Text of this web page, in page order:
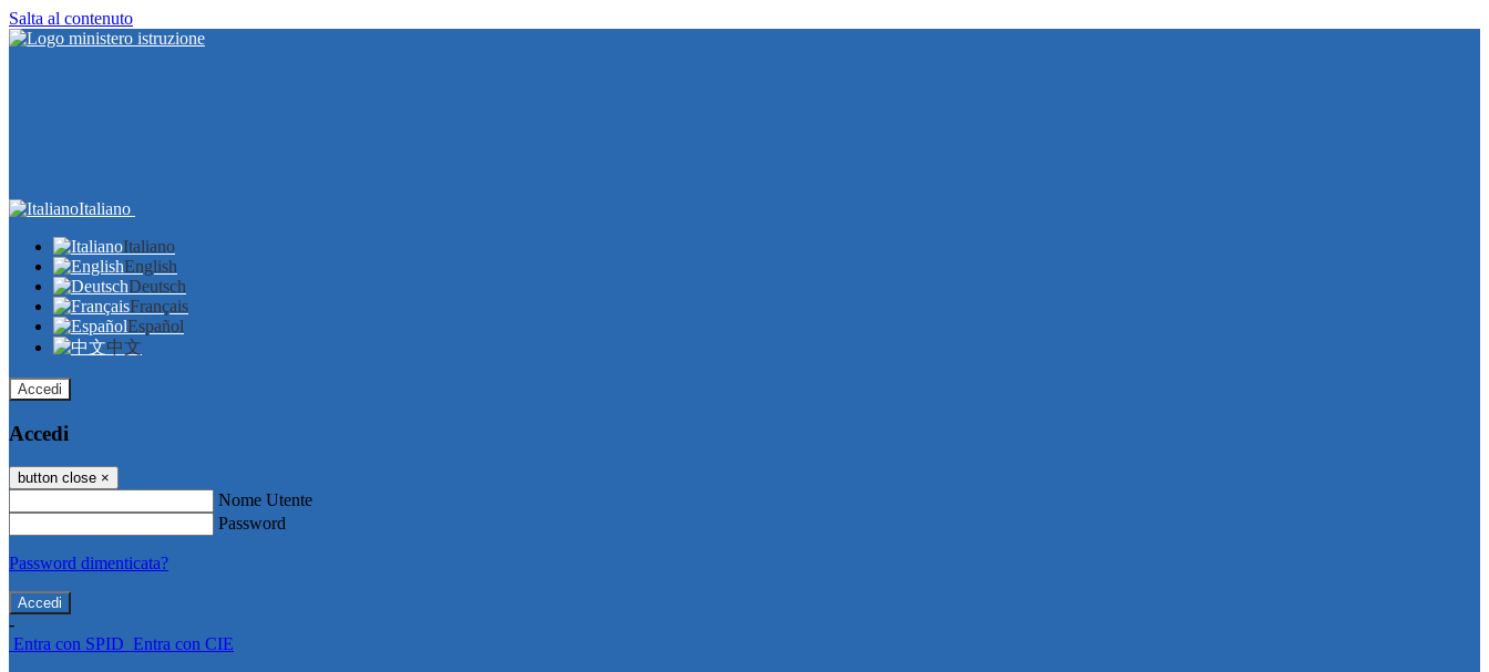
Salta al contenuto
Italiano
Italiano
English
Deutsch
Français
Español
中文
Accedi
Accedi
button close ×
Nome Utente
Password
Password dimenticata?
-
Entra con SPID Entra con CIE